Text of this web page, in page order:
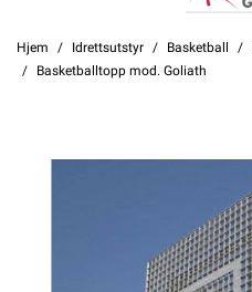
Hjem Idrettsutstyr Basketball
Basketballtopp mod. Goliath